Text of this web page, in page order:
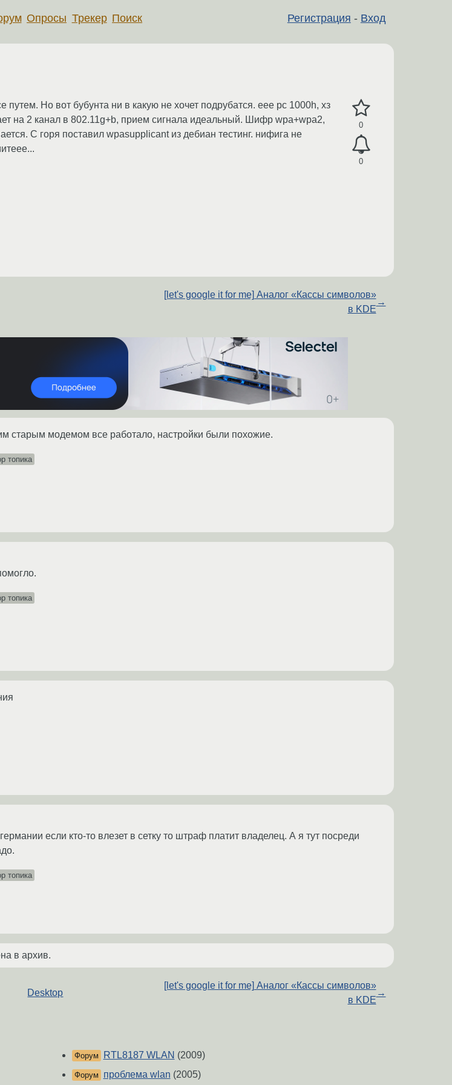
Регистрация - Вход
Опросы Трекер Поиск
0
0
Но вот бубунта ни в какую не хочет подрубатся. eee pc 1000h, хз
на 2 канал в 802.11g+b, прием сигнала идеальный. Шифр wpa+wpa2,
С горя поставил wpasupplicant из дебиан тестинг. нифига не
[let's google it for me] Аналог «Кассы символов»
в KDE
→
старым модемом все работало, настройки были похожие.
топика
топика
если кто-то влезет в сетку то штраф платит владелец. А я тут посреди
топика
в архив.
Desktop
[let's google it for me] Аналог «Кассы символов»
в KDE
→
Форум RTL8187 WLAN (2009)
Форум проблема wlan (2005)